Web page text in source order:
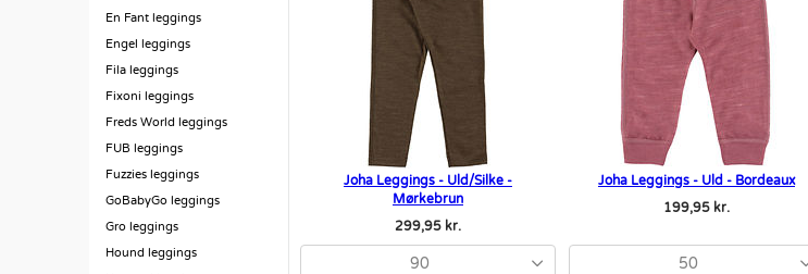
En Fant leggings
Engel leggings
Fila leggings
Fixoni leggings
Freds World leggings
FUB leggings
Fuzzies leggings
GoBabyGo leggings
Gro leggings
Hound leggings
Joha Leggings - Uld/Silke -
Mørkebrun
299,95 kr.
90
Joha Leggings - Uld - Bordeaux
199,95 kr.
50